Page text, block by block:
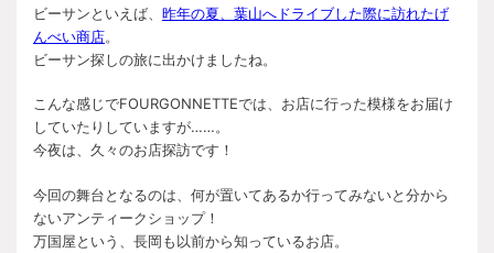
ビーサンといえば、 昨年の夏、葉山へドライブした際に訪れたげ
んべい商店。
ビーサン探しの旅に出かけましたね。
こんな感じでFOURGONNETTEでは、お店に行った模様をお届け
していたりしていますが……。
今夜は、久々のお店探訪です！
今回の舞台となるのは、何が置いてあるか行ってみないと分から
ないアンティークショップ！
万国屋という、長岡も以前から知っているお店。